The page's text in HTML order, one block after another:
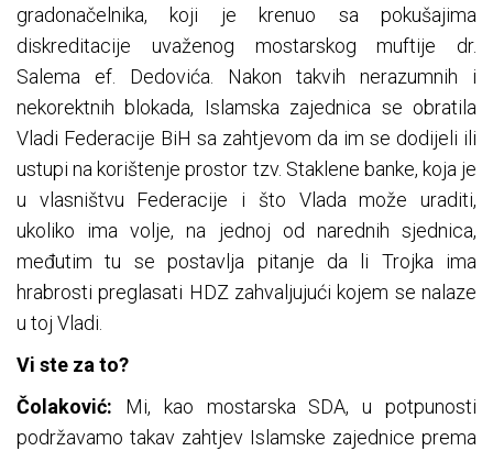
gradonačelnika, koji je krenuo sa pokušajima
diskreditacije uvaženog mostarskog muftije dr.
Salema ef. Dedovića. Nakon takvih nerazumnih i
nekorektnih blokada, Islamska zajednica se obratila
Vladi Federacije BiH sa zahtjevom da im se dodijeli ili
ustupi na korištenje prostor tzv. Staklene banke, koja je
u vlasništvu Federacije i što Vlada može uraditi,
ukoliko ima volje, na jednoj od narednih sjednica,
međutim tu se postavlja pitanje da li Trojka ima
hrabrosti preglasati HDZ zahvaljujući kojem se nalaze
u toj Vladi.
Vi ste za to?
Čolaković: Mi, kao mostarska SDA, u potpunosti
podržavamo takav zahtjev Islamske zajednice prema